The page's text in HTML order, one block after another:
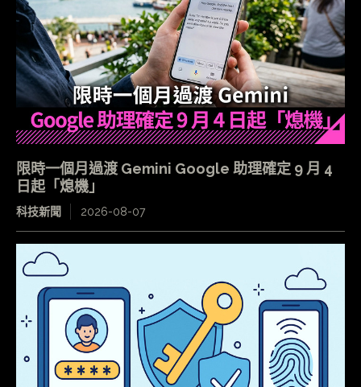
限時一個月過渡 Gemini Google 助理確定 9 月 4
日起「熄機」
科技新聞 2026-08-07